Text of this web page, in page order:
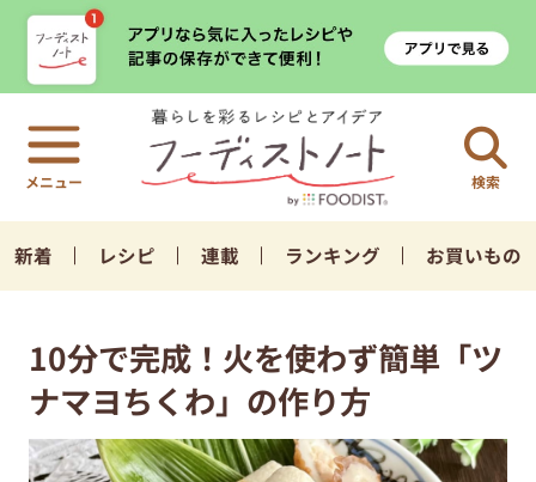
検索
新着 レシピ 連載 ランキング お買いもの
10分で完成！火を使わず簡単「ツ
ナマヨちくわ」の作り方